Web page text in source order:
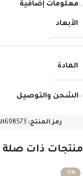
معلومات إضافية
الأبعاد
المادة
الشحن والتوصيل
رمز المنتج: 698573
منتجات ذات صلة
-5%